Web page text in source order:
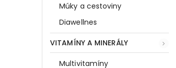
Múky a cestoviny
Diawellnes
VITAMÍNY A MINERÁLY
Multivitamíny